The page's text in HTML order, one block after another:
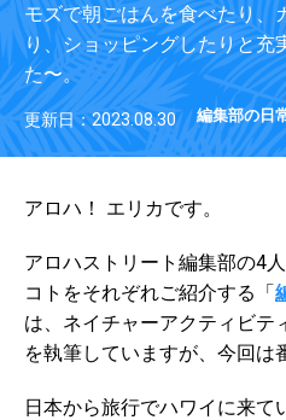
モズで朝ごはんを食べたり、
り、ショッピングしたりと充
た〜。
更新日：2023.08.30 編集部の日
アロハ！ エリカです。
アロハストリート編集部の4
コトをそれぞれご紹介する「
は、ネイチャーアクティビテ
を執筆していますが、今回は
日本から旅行でハワイに来て